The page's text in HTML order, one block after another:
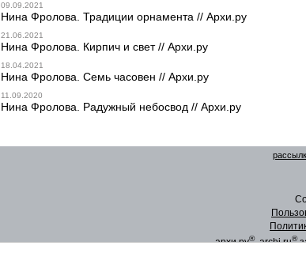
09.09.2021
Нина Фролова. Традиции орнамента // Архи.ру
21.06.2021
Нина Фролова. Кирпич и свет // Архи.ру
18.04.2021
Нина Фролова. Семь часовен // Архи.ру
11.09.2020
Нина Фролова. Радужный небосвод // Архи.ру
архи.ру®, archi.ru®